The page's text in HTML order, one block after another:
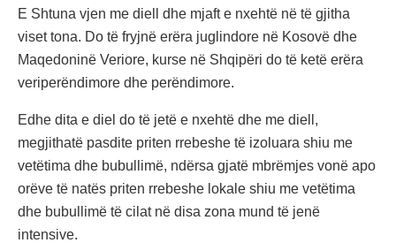
E Shtuna vjen me diell dhe mjaft e nxehtë në të gjitha
viset tona. Do të fryjnë erëra juglindore në Kosovë dhe
Maqedoninë Veriore, kurse në Shqipëri do të ketë erëra
veriperëndimore dhe perëndimore.
Edhe dita e diel do të jetë e nxehtë dhe me diell,
megjithatë pasdite priten rrebeshe të izoluara shiu me
vetëtima dhe bubullimë, ndërsa gjatë mbrëmjes vonë apo
orëve të natës priten rrebeshe lokale shiu me vetëtima
dhe bubullimë të cilat në disa zona mund të jenë
intensive.